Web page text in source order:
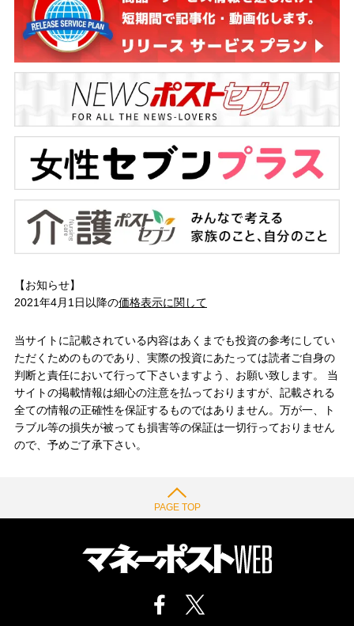
【お知らせ】
2021年4月1日以降の価格表示に関して
当サイトに記載されている内容はあくまでも投資の参考にしてい
ただくためのものであり、実際の投資にあたっては読者ご自身の
判断と責任において行って下さいますよう、お願い致します。 当
サイトの掲載情報は細心の注意を払っておりますが、記載される
全ての情報の正確性を保証するものではありません。万が一、ト
ラブル等の損失が被っても損害等の保証は一切行っておりません
ので、予めご了承下さい。
PAGE TOP